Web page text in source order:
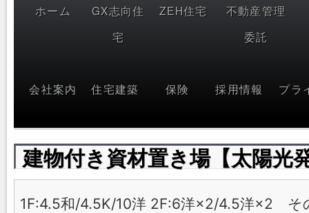
ホーム
GX志向住
宅
ZEH住宅
不動産管理
委託
会社案内 住宅建築 保険 採用情報 プラ
建物付き資材置き場【太陽光
1F:4.5和/4.5K/10洋 2F:6洋×2/4.5洋×2 そ